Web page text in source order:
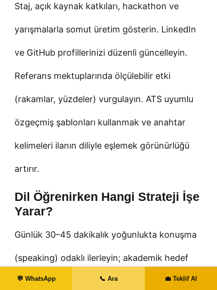
Staj, açık kaynak katkıları, hackathon ve
yarışmalarla somut üretim gösterin. LinkedIn
ve GitHub profillerinizi düzenli güncelleyin.
Referans mektuplarında ölçülebilir etki
(rakamlar, yüzdeler) vurgulayın. ATS uyumlu
özgeçmiş şablonları kullanmak ve anahtar
kelimeleri ilanın diliyle eşlemek görünürlüğü
artırır.
Dil Öğrenirken Hangi Strateji İşe
Yarar?
Günlük 30–45 dakikalık yoğunlukta konuşma
(speaking) odaklı ilerleyin; akademik hedef
varsa haftalık 1–2 deneme sınavı ekleyin.
💬 WhatsApp 📞 Ara 💼 Teklif Al